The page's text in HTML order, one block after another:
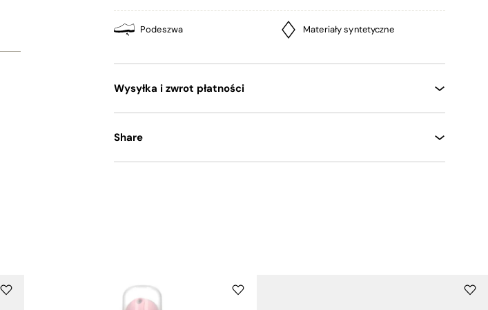
Podeszwa Materiały syntetyczne
Wysyłka i zwrot płatności
Share